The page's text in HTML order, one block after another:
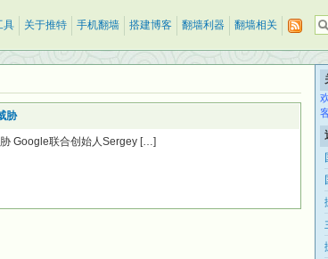
具 关于推特 手机翻墙 搭建博客 翻墙利器 翻墙相关
胁
Google联合创始人Sergey […]